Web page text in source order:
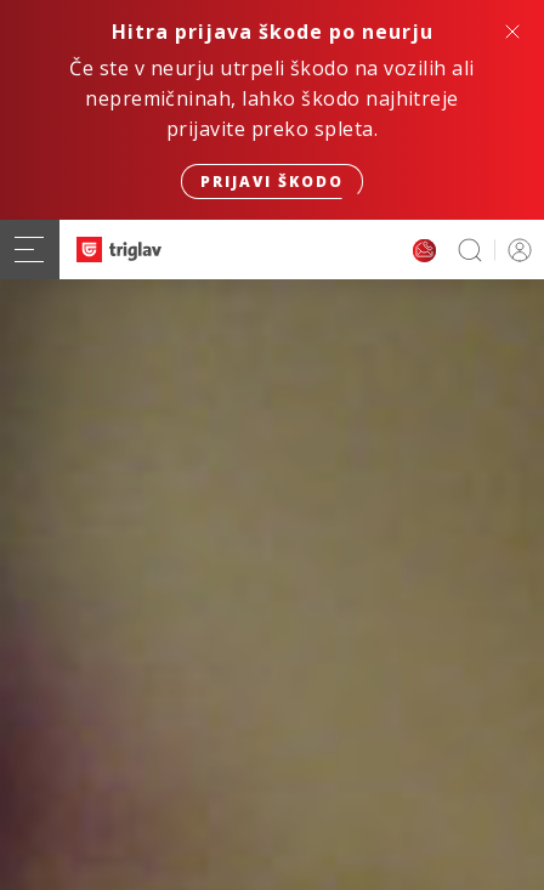
Hitra prijava škode po neurju
Če ste v neurju utrpeli škodo na vozilih ali
nepremičninah, lahko škodo najhitreje
prijavite preko spleta.
PRIJAVI ŠKODO